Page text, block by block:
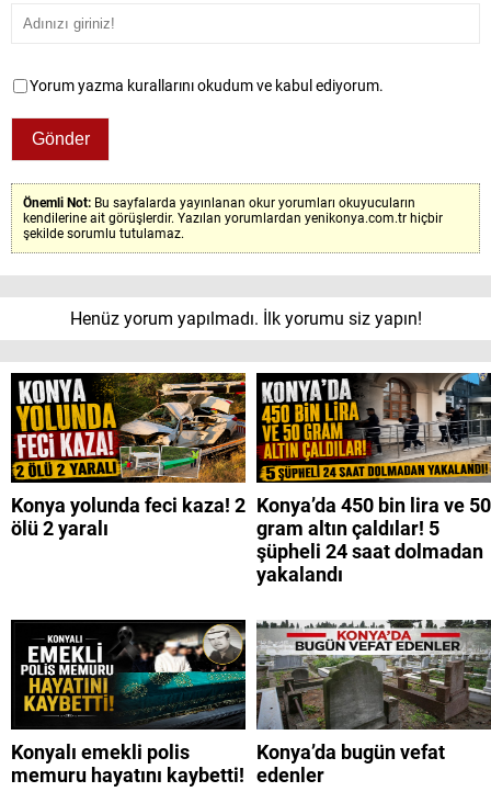
Yorum yazma kurallarını okudum ve kabul ediyorum.
Önemli Not: Bu sayfalarda yayınlanan okur yorumları okuyucuların
kendilerine ait görüşlerdir. Yazılan yorumlardan yenikonya.com.tr hiçbir
şekilde sorumlu tutulamaz.
Henüz yorum yapılmadı. İlk yorumu siz yapın!
Konya yolunda feci kaza! 2
ölü 2 yaralı
Konya’da 450 bin lira ve 50
gram altın çaldılar! 5
şüpheli 24 saat dolmadan
yakalandı
Konyalı emekli polis
memuru hayatını kaybetti!
Konya’da bugün vefat
edenler